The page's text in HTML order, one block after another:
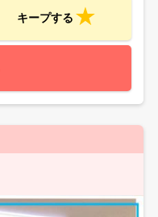
キープする